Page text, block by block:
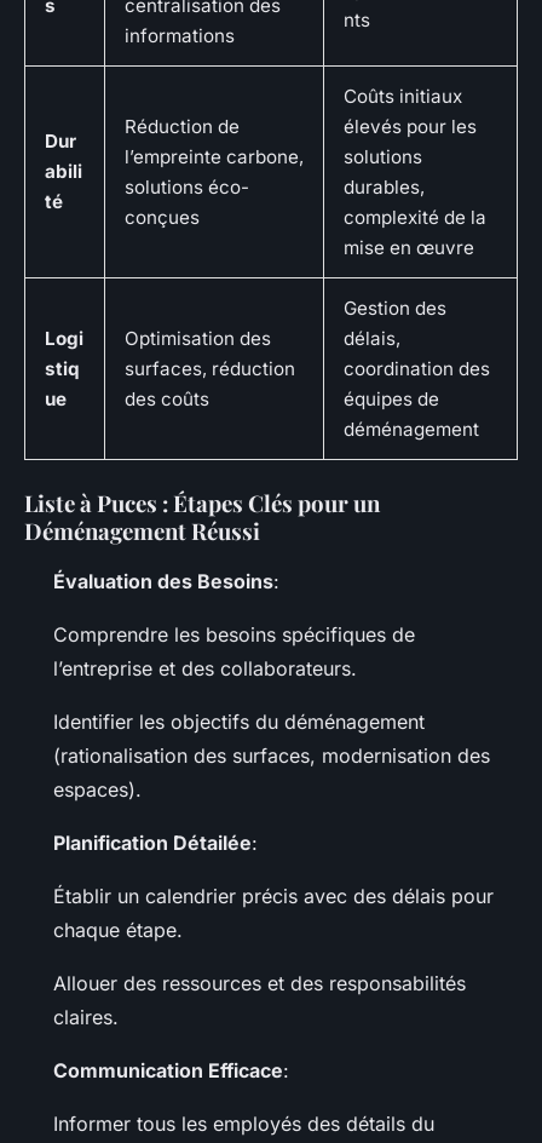
s
centralisation des
informations
nts
Dur
abili
té
Réduction de
l’empreinte carbone,
solutions éco-
conçues
Coûts initiaux
élevés pour les
solutions
durables,
complexité de la
mise en œuvre
Logi
stiq
ue
Optimisation des
surfaces, réduction
des coûts
Gestion des
délais,
coordination des
équipes de
déménagement
Liste à Puces : Étapes Clés pour un
Déménagement Réussi
Évaluation des Besoins:
Comprendre les besoins spécifiques de
l’entreprise et des collaborateurs.
Identifier les objectifs du déménagement
(rationalisation des surfaces, modernisation des
espaces).
Planification Détailée:
Établir un calendrier précis avec des délais pour
chaque étape.
Allouer des ressources et des responsabilités
claires.
Communication Efficace:
Informer tous les employés des détails du